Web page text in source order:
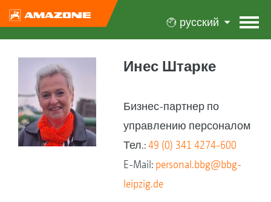
русский
Инес Штарке
Бизнес-партнер по
управлению персоналом
Тел.:49 (0) 341 4274-600
E-Mail: personal.bbg@bbg-
leipzig.de